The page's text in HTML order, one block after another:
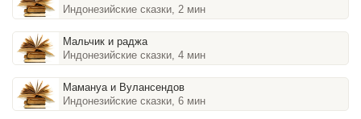
Индонезийские сказки, 2 мин
Мальчик и раджа
Индонезийские сказки, 4 мин
Мамануа и Вулансендов
Индонезийские сказки, 6 мин